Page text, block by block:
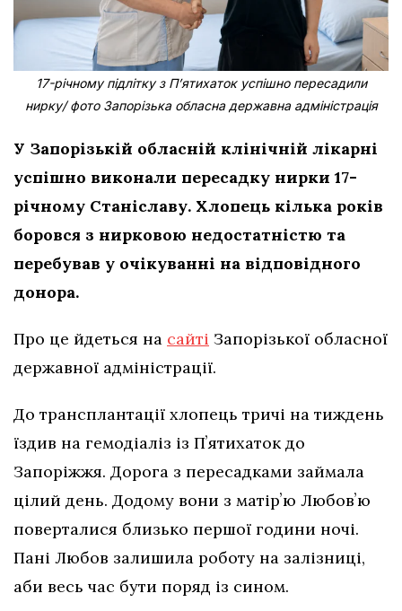
17-річному підлітку з Пʼятихаток успішно пересадили
нирку/ фото Запорізька обласна державна адміністрація
У Запорізькій обласній клінічній лікарні
успішно виконали пересадку нирки 17-
річному Станіславу. Хлопець кілька років
боровся з нирковою недостатністю та
перебував у очікуванні на відповідного
донора.
Про це йдеться на сайті Запорізької обласної
державної адміністрації.
До трансплантації хлопець тричі на тиждень
їздив на гемодіаліз із Пʼятихаток до
Запоріжжя. Дорога з пересадками займала
цілий день. Додому вони з матірʼю Любовʼю
поверталися близько першої години ночі.
Пані Любов залишила роботу на залізниці,
аби весь час бути поряд із сином.